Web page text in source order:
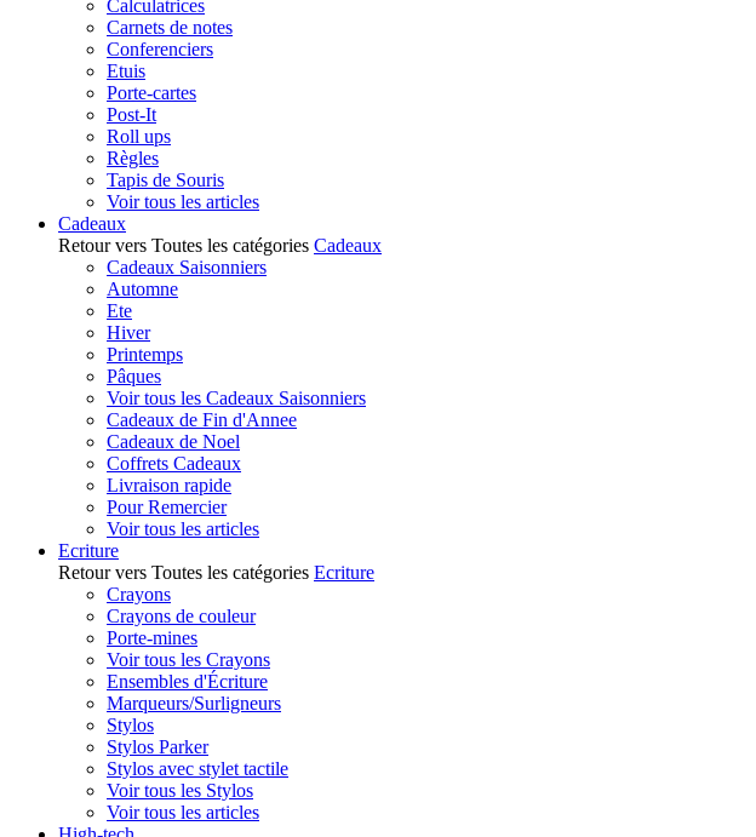
Calculatrices
Carnets de notes
Conferenciers
Etuis
Porte-cartes
Post-It
Roll ups
Règles
Tapis de Souris
Voir tous les articles
Cadeaux
Retour vers Toutes les catégories Cadeaux
Cadeaux Saisonniers
Automne
Ete
Hiver
Printemps
Pâques
Voir tous les Cadeaux Saisonniers
Cadeaux de Fin d'Annee
Cadeaux de Noel
Coffrets Cadeaux
Livraison rapide
Pour Remercier
Voir tous les articles
Ecriture
Retour vers Toutes les catégories Ecriture
Crayons
Crayons de couleur
Porte-mines
Voir tous les Crayons
Ensembles d'Écriture
Marqueurs/Surligneurs
Stylos
Stylos Parker
Stylos avec stylet tactile
Voir tous les Stylos
Voir tous les articles